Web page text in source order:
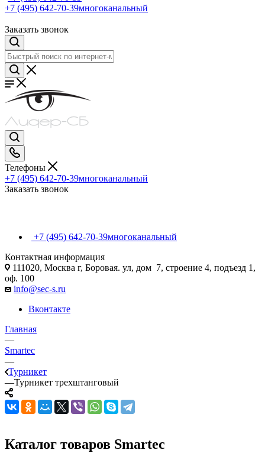
+7 (495) 642-70-39многоканальный
Заказать звонок
Телефоны
+7 (495) 642-70-39многоканальный
Заказать звонок
+7 (495) 642-70-39многоканальный
Контактная информация
111020, Москва г, Боровая. ул, дом 7, строение 4, подъезд 1,
оф. 100
info@sec-s.ru
Вконтакте
Главная
—
Smartec
—
Турникет
—Турникет трехштанговый
Каталог товаров Smartec